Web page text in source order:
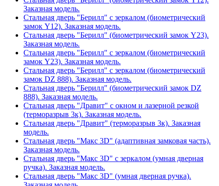
Заказная модель.
Стальная дверь "Берилл" с зеркалом (биометрический
замок Y12). Заказная модель.
Стальная дверь "Берилл" (биометрический замок Y23).
Заказная модель.
Стальная дверь "Берилл" с зеркалом (биометрический
замок Y23). Заказная модель.
Стальная дверь "Берилл" с зеркалом (биометрический
замок DZ 888). Заказная модель.
Стальная дверь "Берилл" (биометрический замок DZ
888). Заказная модель.
Стальная дверь "Дравит" с окном и лазерной резкой
(терморазрыв 3к). Заказная модель.
Стальная дверь "Дравит" (терморазрыв 3к). Заказная
модель.
Стальная дверь "Макс 3D" (адаптивная замковая часть).
Заказная модель.
Стальная дверь "Макс 3D" с зеркалом (умная дверная
ручка). Заказная модель.
Стальная дверь "Макс 3D" (умная дверная ручка).